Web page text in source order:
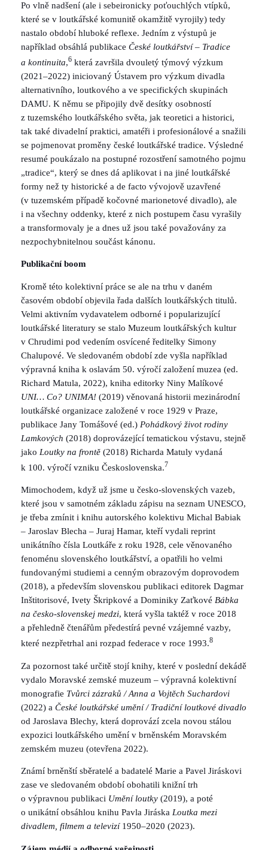
Po vlně nadšení (ale i sebeironicky poťouchlých vtípků,
které se v loutkářské komunitě okamžitě vyrojily) tedy
nastalo období hluboké reflexe. Jedním z výstupů je
například obsáhlá publikace České loutkářství – Tradice
a kontinuita,6která završila dvouletý týmový výzkum
(2021–2022) iniciovaný Ústavem pro výzkum divadla
alternativního, loutkového a ve specifických skupinách
DAMU. K němu se připojily dvě desítky osobností
z tuzemského loutkářského světa, jak teoretici a historici,
tak také divadelní praktici, amatéři i profesionálové a snažili
se pojmenovat proměny české loutkářské tradice. Výsledné
resumé poukázalo na postupné rozostření samotného pojmu
„tradice“, který se dnes dá aplikovat i na jiné loutkářské
formy než ty historické a de facto vývojově uzavřené
(v tuzemském případě kočovné marionetové divadlo), ale
i na všechny oddenky, které z nich postupem času vyrašily
a transformovaly je a dnes už jsou také považovány za
nezpochybnitelnou součást kánonu.
Publikační boom
Kromě této kolektivní práce se ale na trhu v daném
časovém období objevila řada dalších loutkářských titulů.
Velmi aktivním vydavatelem odborné i popularizující
loutkářské literatury se stalo Muzeum loutkářských kultur
v Chrudimi pod vedením osvícené ředitelky Simony
Chalupové. Ve sledovaném období zde vyšla například
výpravná kniha k oslavám 50. výročí založení muzea (ed.
Richard Matula, 2022), kniha editorky Niny Malíkové
UNI… Co? UNIMA!(2019) věnovaná historii mezinárodní
loutkářské organizace založené v roce 1929 v Praze,
publikace Jany Tomášové (ed.) Pohádkový život rodiny
Lamkových (2018) doprovázející tematickou výstavu, stejně
jako Loutky na frontě(2018) Richarda Matuly vydaná
k 100. výročí vzniku Československa.7
Mimochodem, když už jsme u česko-slovenských vazeb,
které jsou v samotném základu zápisu na seznam UNESCO,
je třeba zmínit i knihu autorského kolektivu Michal Babiak
– Jaroslav Blecha – Juraj Hamar, kteří vydali reprint
unikátního čísla Loutkáře z roku 1928, cele věnovaného
fenoménu slovenského loutkářství, a opatřili ho velmi
fundovanými studiemi a cenným obrazovým doprovodem
(2018), a především slovenskou publikaci editorek Dagmar
Inštitorisové, Ivety Škripkové a Dominiky Zaťkové Bábka
na česko-slovenskej medzi, která vyšla taktéž v roce 2018
a přehledně čtenářům předestírá pevné vzájemné vazby,
které nezpřetrhal ani rozpad federace v roce 1993.8
Za pozornost také určitě stojí knihy, které v poslední dekádě
vydalo Moravské zemské muzeum – výpravná kolektivní
monografie Tvůrci zázraků / Anna a Vojtěch Suchardovi
(2022) a České loutkářské umění / Tradiční loutkové divadlo
od Jaroslava Blechy, která doprovází zcela novou stálou
expozici loutkářského umění v brněnském Moravském
zemském muzeu (otevřena 2022).
Známí brněnští sběratelé a badatelé Marie a Pavel Jiráskovi
zase ve sledovaném období obohatili knižní trh
o výpravnou publikaci Umění loutky(2019), a poté
o unikátní obsáhlou knihu Pavla Jiráska Loutka mezi
divadlem, filmem a televizí1950–2020 (2023).